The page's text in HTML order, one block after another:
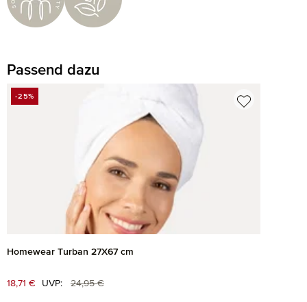
Passend dazu
Produktgalerie überspringen
RABATT
-25%
Homewear Turban 27X67 cm
Verkaufspreis:
18,71 € UVP: Regulärer Preis:
24,95 €